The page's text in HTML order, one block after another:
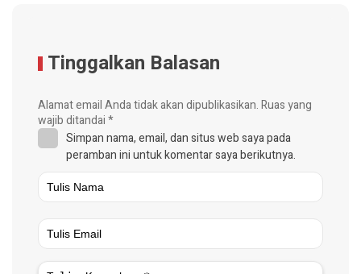
Tinggalkan Balasan
Alamat email Anda tidak akan dipublikasikan.Ruas yang
wajib ditandai*
Simpan nama, email, dan situs web saya pada
peramban ini untuk komentar saya berikutnya.